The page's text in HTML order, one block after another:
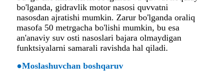
bo'lganda, gidravlik motor nasosi quvvatni
nasosdan ajratishi mumkin. Zarur bo'lganda oraliq
masofa 50 metrgacha bo'lishi mumkin, bu esa
an'anaviy suv osti nasoslari bajara olmaydigan
funktsiyalarni samarali ravishda hal qiladi.
●Moslashuvchan boshqaruv